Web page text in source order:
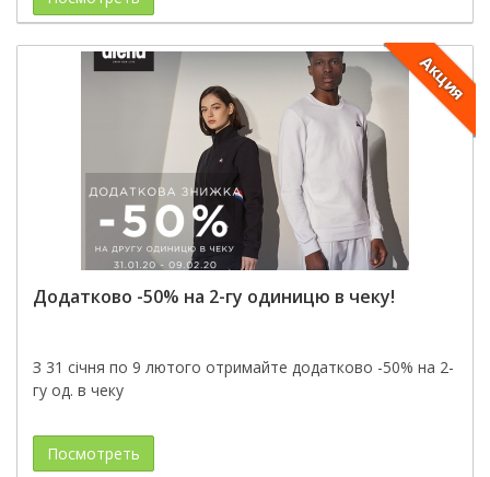
Акция
Додатково -50% на 2-гу одиницю в чеку!
З 31 січня по 9 лютого отримайте додатково -50% на 2-
гу од. в чеку
Посмотреть